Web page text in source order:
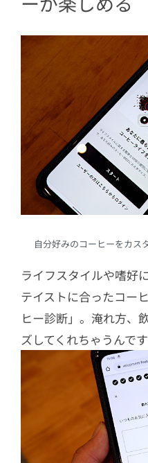
自分好みのコーヒーをカス
ライフスタイルや嗜好
テイストに合ったコー
ヒー診断」。淹れ方、
ズしてくれちゃうんで